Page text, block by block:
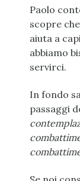
Paolo
scopre
aiuta a
abbiamo
servirci.
In fondo
passaggi